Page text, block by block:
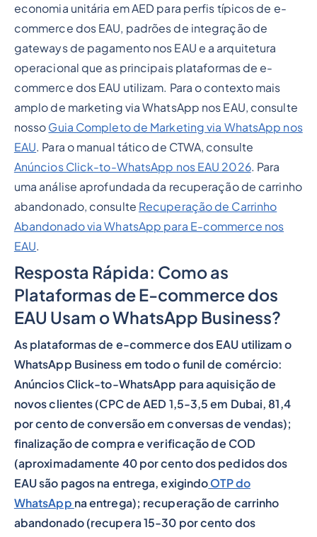
economia unitária em AED para perfis típicos de e-
commerce dos EAU, padrões de integração de
gateways de pagamento nos EAU e a arquitetura
operacional que as principais plataformas de e-
commerce dos EAU utilizam. Para o contexto mais
amplo de marketing via WhatsApp nos EAU, consulte
nosso Guia Completo de Marketing via WhatsApp nos
EAU. Para o manual tático de CTWA, consulte
Anúncios Click-to-WhatsApp nos EAU 2026. Para
uma análise aprofundada da recuperação de carrinho
abandonado, consulte Recuperação de Carrinho
Abandonado via WhatsApp para E-commerce nos
EAU.
Resposta Rápida: Como as
Plataformas de E-commerce dos
EAU Usam o WhatsApp Business?
As plataformas de e-commerce dos EAU utilizam o
WhatsApp Business em todo o funil de comércio:
Anúncios Click-to-WhatsApp para aquisição de
novos clientes (CPC de AED 1,5-3,5 em Dubai, 81,4
por cento de conversão em conversas de vendas);
finalização de compra e verificação de COD
(aproximadamente 40 por cento dos pedidos dos
EAU são pagos na entrega, exigindo OTP do
WhatsApp na entrega); recuperação de carrinho
abandonado (recupera 15-30 por cento dos